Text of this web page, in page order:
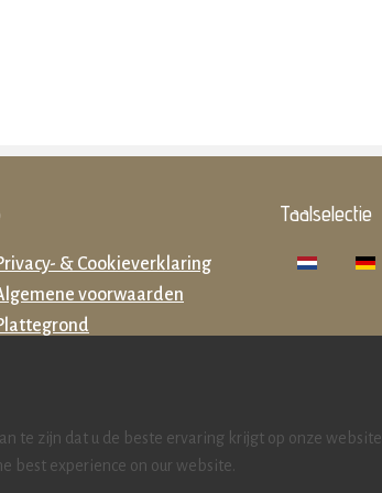
& Cookieverklaring
voorwaarden
Taalselectie
te zijn dat u de beste ervaring krijgt op onze website
best experience on our website.